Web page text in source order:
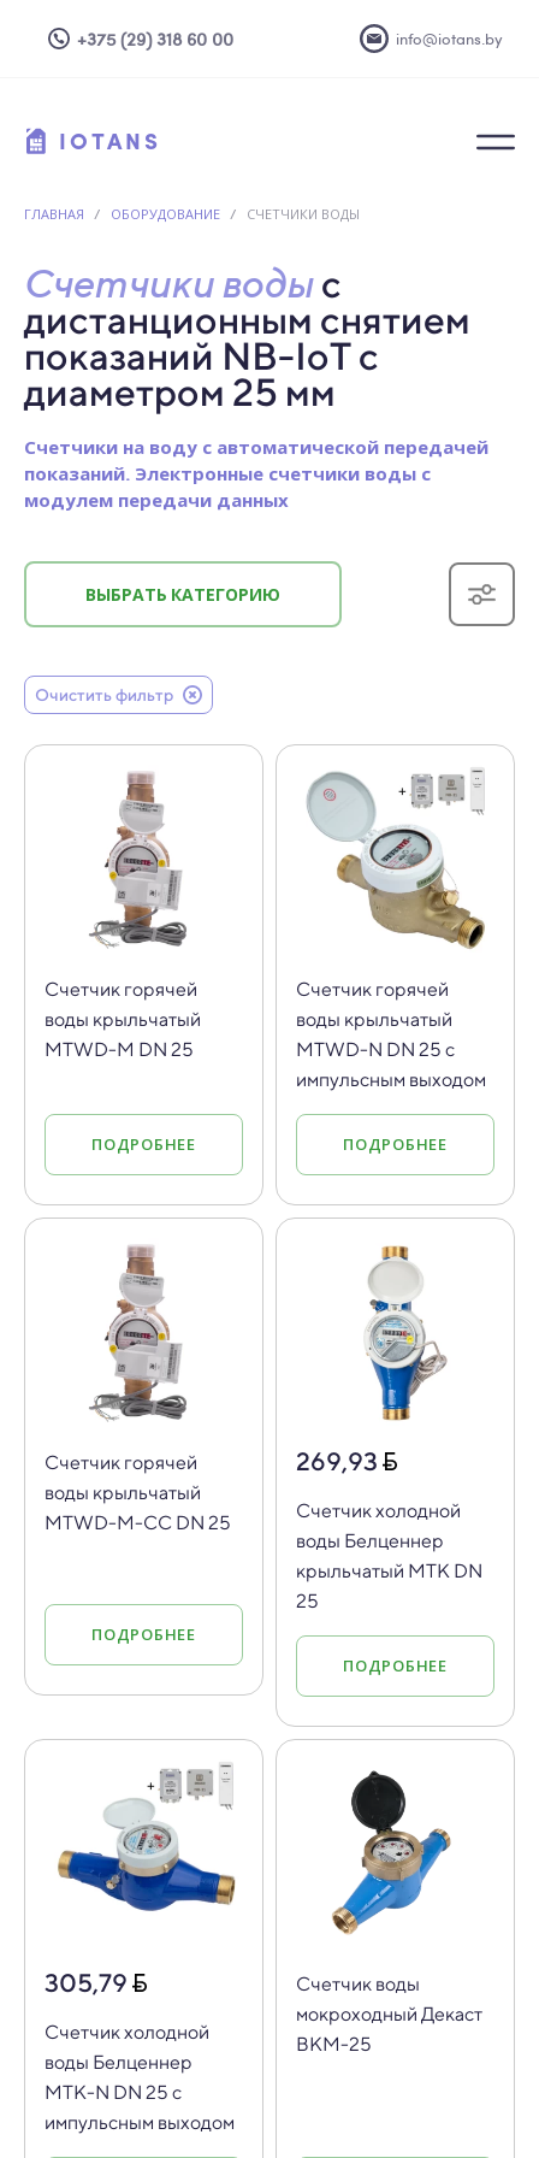
+375 (29) 318 60 00 info@iotans.by
IOTANS
ГЛАВНАЯ / ОБОРУДОВАНИЕ / СЧЕТЧИКИ ВОДЫ
Счетчики водыс
дистанционным снятием
показаний NB-IoT с
диаметром 25 мм
Счетчики на воду с автоматической передачей
показаний. Электронные счетчики воды с
модулем передачи данных
ВЫБРАТЬ КАТЕГОРИЮ
Очистить фильтр
Счетчик горячей
воды крыльчатый
MTWD-M DN 25
ПОДРОБНЕЕ
Счетчик горячей
воды крыльчатый
MTWD-N DN 25 с
импульсным выходом
ПОДРОБНЕЕ
Счетчик горячей
воды крыльчатый
MTWD-M-CC DN 25
ПОДРОБНЕЕ
269,93
Счетчик холодной
воды Белценнер
крыльчатый МТК DN
25
ПОДРОБНЕЕ
305,79
Счетчик холодной
воды Белценнер
МТК-N DN 25 с
импульсным выходом
Счетчик воды
мокроходный Декаст
ВКМ-25